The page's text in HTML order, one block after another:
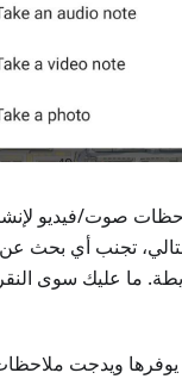
صوت/فيديو
تجنب أي بحث
ما عليك سوى
يوفرها ويدجت